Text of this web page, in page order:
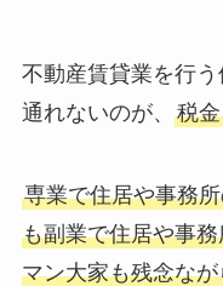
不動産賃貸業を行
通れないのが、 税金
専業で住居や事務
も副業で住居や事
マン大家も残念な